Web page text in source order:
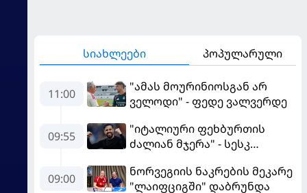
სიახლეები პოპულარული
11:00
"ამას მოურინიოსგან არ
ველოდი" - ფედე ვალვერდე
09:55
"იტალიური ფეხბურთის
ძალიან მჯერა" - სესკ
09:00
ნორვეგიის ნაკრების მეკარე
"ლაიფციგში" დაბრუნდა